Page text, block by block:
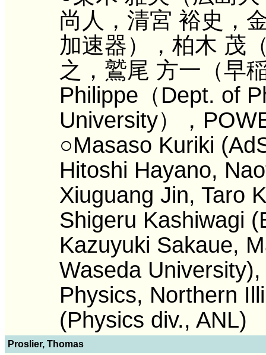
尚人，清宮 裕史，
加速器），柏木 茂
之，鷲尾 方一（早
Philippe（Dept. of
University），
○Masaso Kuriki
Hitoshi Hayano,
Xiuguang Jin, Taro
Shigeru Kashiwagi
Kazuyuki Sakaue,
Waseda
Physics, Northern
(Physics div., ANL)
Proslier, Thomas